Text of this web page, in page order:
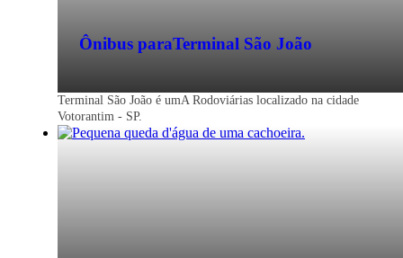
Passagem de ônibus para Votorantim -
Ônibus paraTerminal São João
Terminal São João é umA Rodoviárias localizado na cidade
Votorantim - SP.